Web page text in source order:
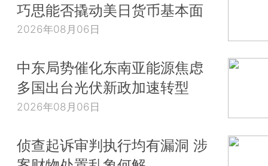
巧思能否撬动美日货币基本面
2026年08月06日
中东局势催化东南亚能源焦虑
多国出台光伏新政加速转型
2026年08月06日
侦查起诉审判执行均有漏洞 涉